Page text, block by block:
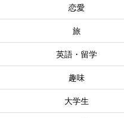
恋愛
旅
英語・留学
趣味
大学生